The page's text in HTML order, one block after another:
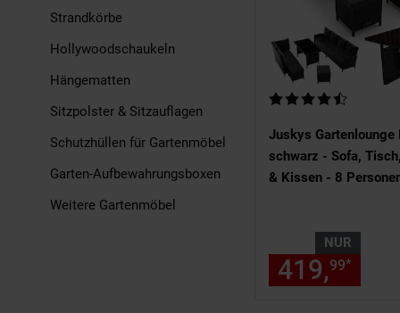
Strandkörbe
Hollywoodschaukeln
Hängematten
Sitzpolster & Sitzauflagen
Schutzhüllen für Gartenmöbel
Garten-Aufbewahrungsboxen
Weitere Gartenmöbel
Juskys Gartenlounge
schwarz - Sofa,
& Kissen - 8
Kundenbewertung: 4,4
NUR
419,99*